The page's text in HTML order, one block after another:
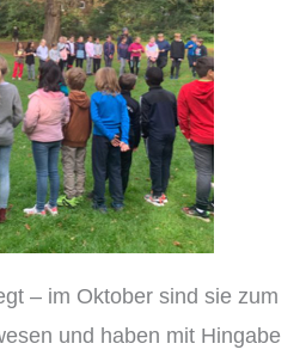
– im Oktober sind sie zum
und haben mit Hingabe